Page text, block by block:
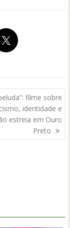
filme sobre
identidade e
estreia em Ouro
Preto